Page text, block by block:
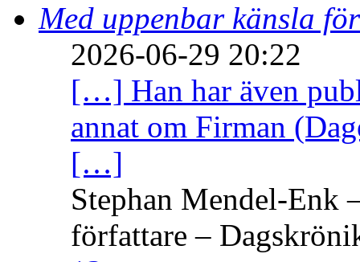
Med uppenbar känsla
2026-06-29 20:22
[…] Han har även
annat om Firman
[…]
Stephan Mendel-Enk
författare –